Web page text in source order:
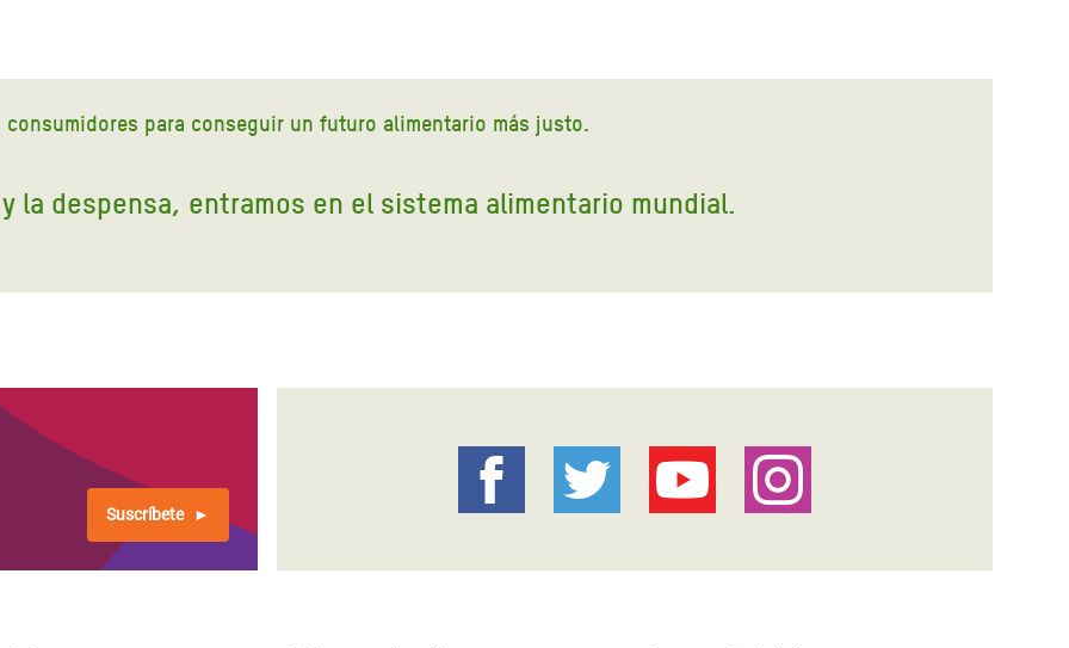
por la Crisis en
Oriental
Siria
en Yemen
consumidores para conseguir un futuro alimentario más justo.
la despensa, entramos en el sistema alimentario mundial.
Suscríbete